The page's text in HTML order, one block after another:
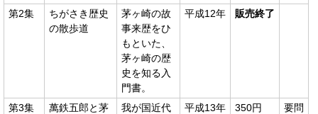
第2集
ちがさき歴史
の散歩道
茅ヶ崎の故
事来歴をひ
もといた、
茅ヶ崎の歴
史を知る入
門書。
平成12年 販売終了
第3集
萬鉄五郎と茅
我が国近代
平成13年 350円
要問